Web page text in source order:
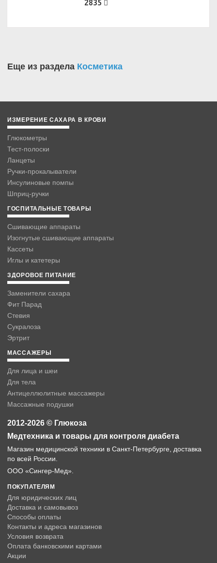
2835
Еще из раздела Косметика
ИЗМЕРЕНИЕ САХАРА В КРОВИ
Глюкометры
Тест-полоски
Ланцеты
Ручки-прокалыватели
Инсулиновые помпы
Шприц-ручки
ГОСПИТАЛЬНЫЕ ТОВАРЫ
Сшивающие аппараты
Изогнутые сшивающие аппараты
Кассеты
Иглы и катетеры
ЗДОРОВОЕ ПИТАНИЕ
Заменители сахара
Фит Парад
Стевия
Сукралоза
Эртрит
МАССАЖЕРЫ
Для лица и шеи
Для тела
Антицеллюлитные массажеры
Массажные подушки
2012-2026 © Глюкоза
Медтехника и товары для контроля диабета
Магазин медицинской техники в Санкт-Петербурге, доставка
по всей России.
ООО «Сингер-Мед».
ПОКУПАТЕЛЯМ
Для юридических лиц
Доставка и самовывоз
Способы оплаты
Контакты и адреса магазинов
Условия возврата
Оплата банковскими картами
Акции